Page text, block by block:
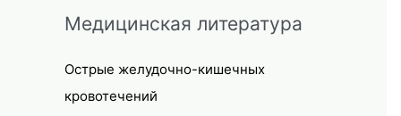
Медицинская литература
Острые желудочно-кишечных
кровотечений